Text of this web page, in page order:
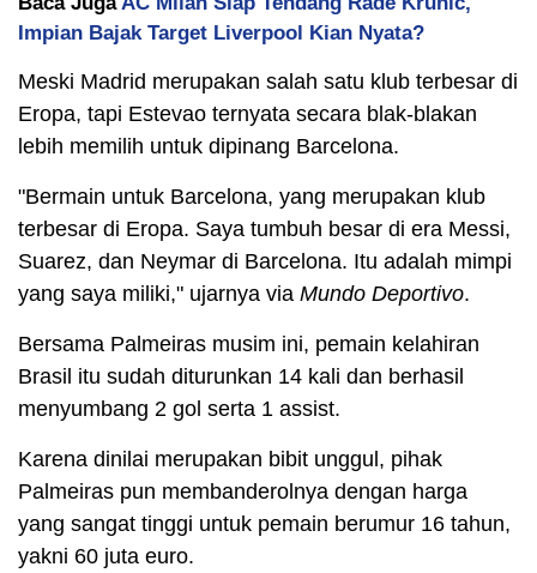
Impian Bajak Target Liverpool Kian Nyata?
Meski Madrid merupakan salah satu klub terbesar di
Eropa, tapi Estevao ternyata secara blak-blakan
lebih memilih untuk dipinang Barcelona.
"Bermain untuk Barcelona, yang merupakan klub
terbesar di Eropa. Saya tumbuh besar di era Messi,
Suarez, dan Neymar di Barcelona. Itu adalah mimpi
yang saya miliki," ujarnya via Mundo Deportivo.
Bersama Palmeiras musim ini, pemain kelahiran
Brasil itu sudah diturunkan 14 kali dan berhasil
menyumbang 2 gol serta 1 assist.
Karena dinilai merupakan bibit unggul, pihak
Palmeiras pun membanderolnya dengan harga
yang sangat tinggi untuk pemain berumur 16 tahun,
yakni 60 juta euro.